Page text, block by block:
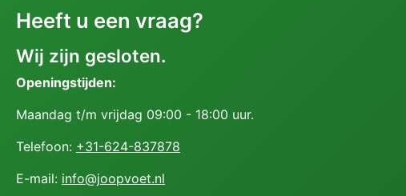
Heeft u een vraag?
Wij zijn gesloten.
Openingstijden:
Maandag t/m vrijdag 09:00 - 18:00 uur.
Telefoon: +31-624-837878
E-mail: info@joopvoet.nl